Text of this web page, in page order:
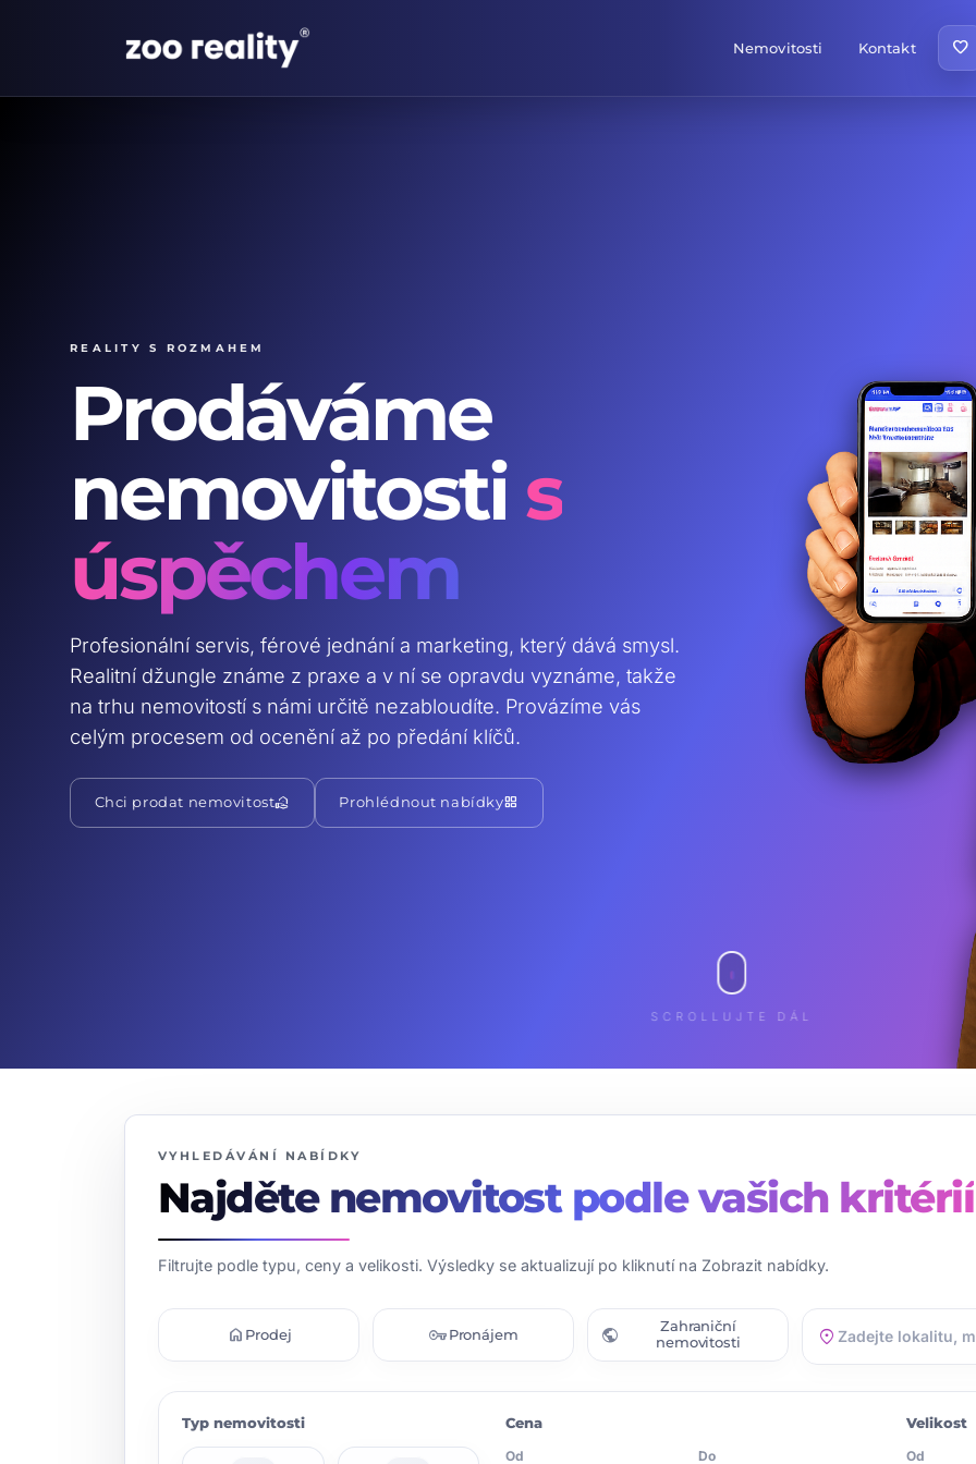
Nemovitosti Kontakt favorite
Reality s rozmahem
Prodáváme
nemovitostis
úspěchem
Profesionální servis, férové jednání a marketing, který dává smysl.
Realitní džungle známe z praxe a v ní se opravdu vyznáme, takže
na trhu nemovitostí s námi určitě nezabloudíte. Provázíme vás
celým procesem od ocenění až po předání klíčů.
Chci prodat nemovitostreal_estate_agent Prohlédnout nabídkygrid_view
SCROLLUJTE DÁL
VYHLEDÁVÁNÍ NABÍDKY
Najděte nemovitost podle vašich kritérií
Filtrujte podle typu, ceny a velikosti. Výsledky se aktualizují po kliknutí na Zobrazit nabídky.
home Prodej vpn_keyPronájem public
Zahraniční
nemovitosti
location_on
Typ nemovitosti Cena
Od Do
Velikost
Od